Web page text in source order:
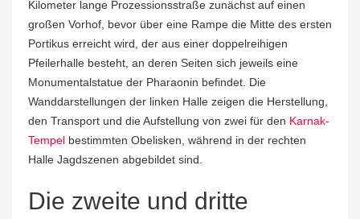
Kilometer lange Prozessionsstraße zunächst auf einen
großen Vorhof, bevor über eine Rampe die Mitte des ersten
Portikus erreicht wird, der aus einer doppelreihigen
Pfeilerhalle besteht, an deren Seiten sich jeweils eine
Monumentalstatue der Pharaonin befindet. Die
Wanddarstellungen der linken Halle zeigen die Herstellung,
den Transport und die Aufstellung von zwei für den Karnak-
Tempel bestimmten Obelisken, während in der rechten
Halle Jagdszenen abgebildet sind.
Die zweite und dritte